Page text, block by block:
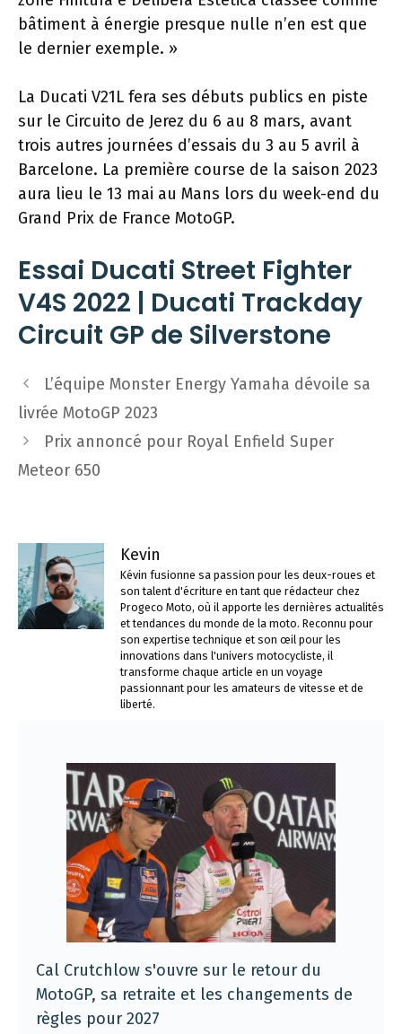
bâtiment à énergie presque nulle n’en est que
le dernier exemple. »
La Ducati V21L fera ses débuts publics en piste
sur le Circuito de Jerez du 6 au 8 mars, avant
trois autres journées d’essais du 3 au 5 avril à
Barcelone. La première course de la saison 2023
aura lieu le 13 mai au Mans lors du week-end du
Grand Prix de France MotoGP.
Essai Ducati Street Fighter
V4S 2022 | Ducati Trackday
Circuit GP de Silverstone
Navigation
des
articles
L’équipe Monster Energy Yamaha dévoile sa
livrée MotoGP 2023
Prix ​​annoncé pour Royal Enfield Super
Meteor 650
Kevin
Kévin fusionne sa passion pour les deux-roues et
son talent d'écriture en tant que rédacteur chez
Progeco Moto, où il apporte les dernières actualités
et tendances du monde de la moto. Reconnu pour
son expertise technique et son œil pour les
innovations dans l'univers motocycliste, il
transforme chaque article en un voyage
passionnant pour les amateurs de vitesse et de
liberté.
Cal Crutchlow s'ouvre sur le retour du
MotoGP, sa retraite et les changements de
règles pour 2027